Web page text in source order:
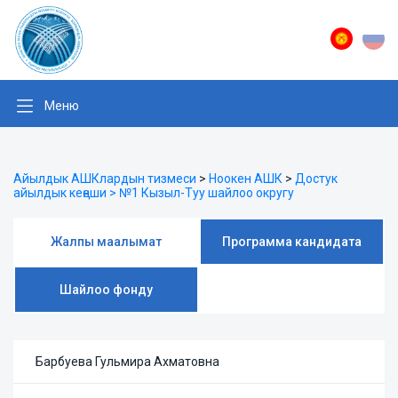
Меню
Айылдык АШКлардын тизмеси > Ноокен АШК > Достук
айылдык кеңеши > №1 Кызыл-Туу шайлоо округу
Жалпы маалымат Программа кандидата
Шайлоо фонду
Барбуева Гульмира Ахматовна